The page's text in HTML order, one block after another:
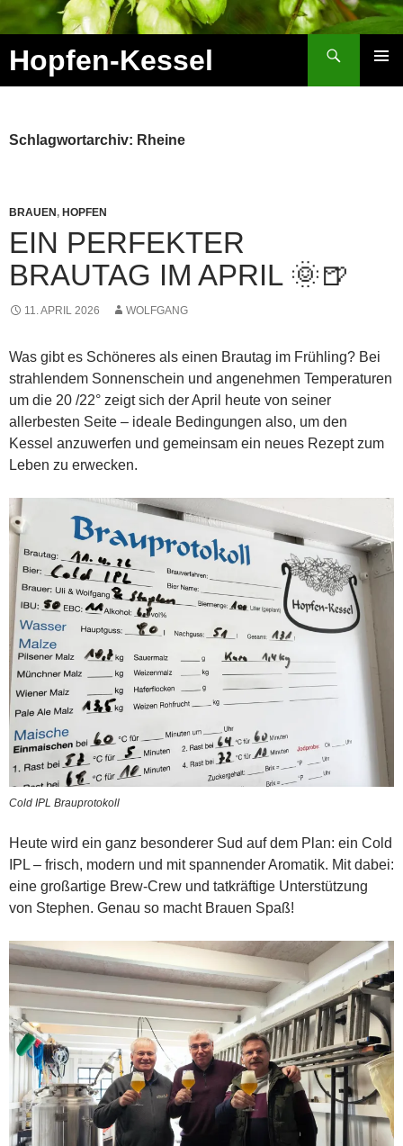
Zum
Inhalt
springen
Hopfen-Kessel
Schlagwortarchiv: Rheine
BRAUEN , HOPFEN
EIN PERFEKTER
BRAUTAG IM APRIL 🌞🍺
11. APRIL 2026 WOLFGANG
Was gibt es Schöneres als einen Brautag im Frühling? Bei
strahlendem Sonnenschein und angenehmen Temperaturen
um die 20 /22° zeigt sich der April heute von seiner
allerbesten Seite – ideale Bedingungen also, um den
Kessel anzuwerfen und gemeinsam ein neues Rezept zum
Leben zu erwecken.
Cold IPL Brauprotokoll
Heute wird ein ganz besonderer Sud auf dem Plan: ein Cold
IPL – frisch, modern und mit spannender Aromatik. Mit dabei:
eine großartige Brew-Crew und tatkräftige Unterstützung
von Stephen. Genau so macht Brauen Spaß!